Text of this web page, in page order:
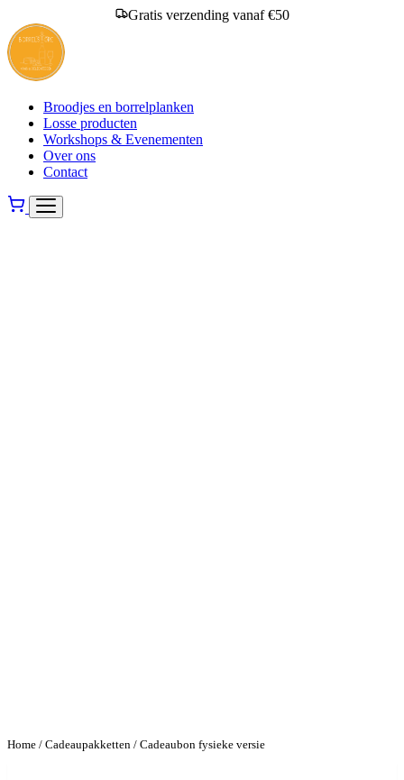
Gratis verzending vanaf €50
Broodjes en borrelplanken
Losse producten
Workshops & Evenementen
Over ons
Contact
Home / Cadeaupakketten / Cadeaubon fysieke versie